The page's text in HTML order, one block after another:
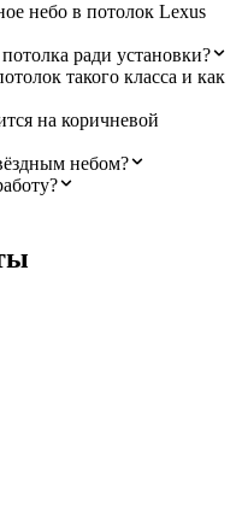
небо в потолок Lexus
ради установки?
такого класса и как
на коричневой
небом?